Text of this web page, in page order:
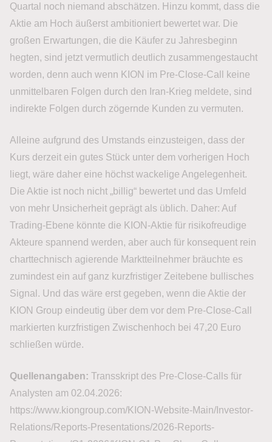
Quartal noch niemand abschätzen. Hinzu kommt, dass die
Aktie am Hoch äußerst ambitioniert bewertet war. Die
großen Erwartungen, die die Käufer zu Jahresbeginn
hegten, sind jetzt vermutlich deutlich zusammengestaucht
worden, denn auch wenn KION im Pre-Close-Call keine
unmittelbaren Folgen durch den Iran-Krieg meldete, sind
indirekte Folgen durch zögernde Kunden zu vermuten.
Alleine aufgrund des Umstands einzusteigen, dass der
Kurs derzeit ein gutes Stück unter dem vorherigen Hoch
liegt, wäre daher eine höchst wackelige Angelegenheit.
Die Aktie ist noch nicht „billig“ bewertet und das Umfeld
von mehr Unsicherheit geprägt als üblich. Daher: Auf
Trading-Ebene könnte die KION-Aktie für risikofreudige
Akteure spannend werden, aber auch für konsequent rein
charttechnisch agierende Marktteilnehmer bräuchte es
zumindest ein auf ganz kurzfristiger Zeitebene bullisches
Signal. Und das wäre erst gegeben, wenn die Aktie der
KION Group eindeutig über dem vor dem Pre-Close-Call
markierten kurzfristigen Zwischenhoch bei 47,20 Euro
schließen würde.
Quellenangaben: Transskript des Pre-Close-Calls für
Analysten am 02.04.2026:
https://www.kiongroup.com/KION-Website-Main/Investor-
Relations/Reports-Presentations/2026-Reports-